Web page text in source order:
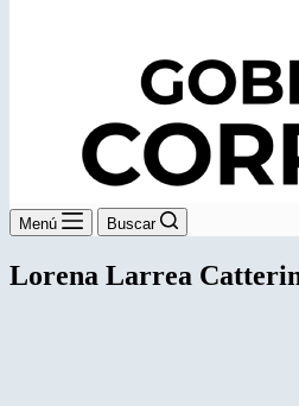
Menú Buscar
Lorena Larrea